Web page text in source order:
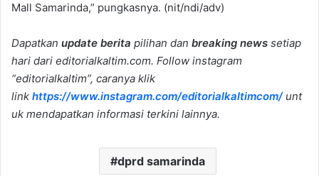
Mall Samarinda,” pungkasnya. (nit/ndi/adv)
Dapatkan update berita pilihan dan breaking news setiap
hari dari editorialkaltim.com. Follow instagram
“editorialkaltim”, caranya klik
link https://www.instagram.com/editorialkaltimcom/unt
uk mendapatkan informasi terkini lainnya.
dprd samarinda